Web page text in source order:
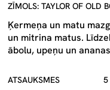
ZĪMOLS: TAYLOR OF OLD
Ķermeņa un matu
un mitrina matus.
ābolu, upeņu un
ATSAUKSMES 5